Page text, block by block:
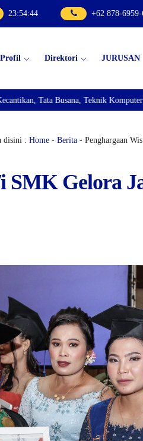
23:54:46 +62 878-6959-
Profil Direktori JURUSAN
Jaringan, Teknik Bisnis Sepeda
disini : Home - Berita - Penghargaan
SMK Gelora